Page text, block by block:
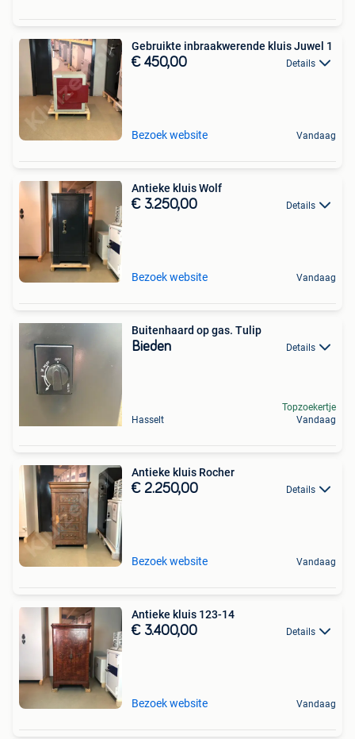
Gebruikte inbraakwerende kluis Juwel 1
€ 450,00 Details
Bezoek website Vandaag
Antieke kluis Wolf
€ 3.250,00 Details
Bezoek website Vandaag
Buitenhaard op gas. Tulip
Bieden Details
Hasselt
Topzoekertje
Vandaag
Antieke kluis Rocher
€ 2.250,00 Details
Bezoek website Vandaag
Antieke kluis 123-14
€ 3.400,00 Details
Bezoek website Vandaag